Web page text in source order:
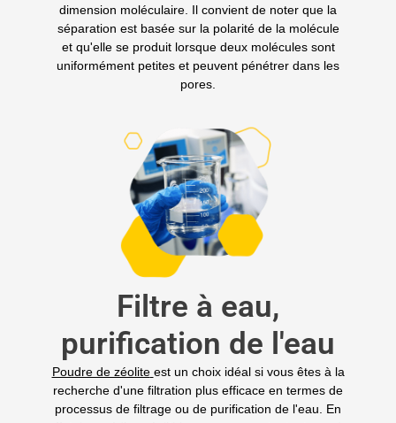
dimension moléculaire. Il convient de noter que la
séparation est basée sur la polarité de la molécule
et qu'elle se produit lorsque deux molécules sont
uniformément petites et peuvent pénétrer dans les
pores.
Filtre à eau,
purification de l'eau
Poudre de zéolite est un choix idéal si vous êtes à la
recherche d'une filtration plus efficace en termes de
processus de filtrage ou de purification de l'eau. En